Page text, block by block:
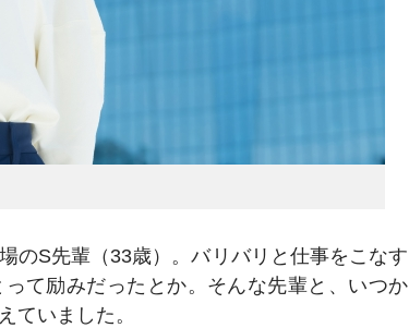
のS先輩（33歳）。バリバリと仕事をこなす
て励みだったとか。そんな先輩と、いつか
ていました。